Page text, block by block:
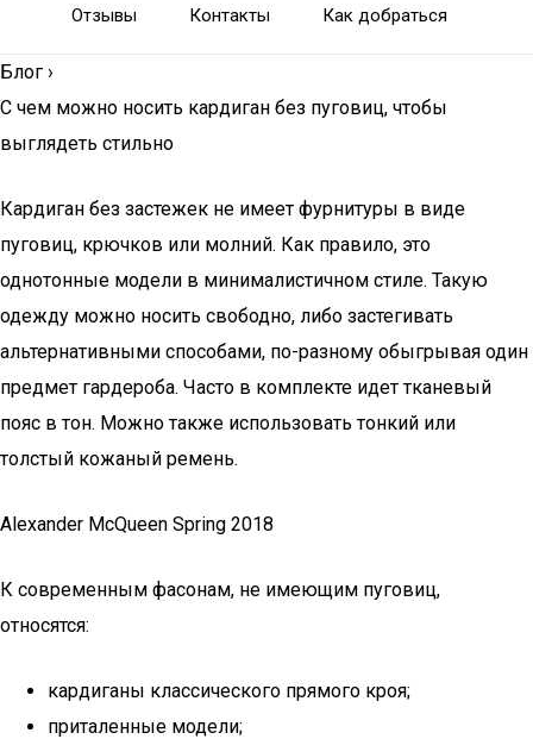
Отзывы Контакты Как добраться
Блог ›
С чем можно носить кардиган без пуговиц, чтобы
выглядеть стильно
Кардиган без застежек не имеет фурнитуры в виде
пуговиц, крючков или молний. Как правило, это
однотонные модели в минималистичном стиле. Такую
одежду можно носить свободно, либо застегивать
альтернативными способами, по-разному обыгрывая один
предмет гардероба. Часто в комплекте идет тканевый
пояс в тон. Можно также использовать тонкий или
толстый кожаный ремень.
Alexander McQueen Spring 2018
К современным фасонам, не имеющим пуговиц,
относятся:
кардиганы классического прямого кроя;
приталенные модели;